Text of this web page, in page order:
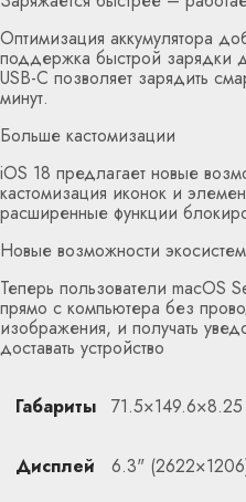
Оптимизация аккумулятора
поддержка быстрой зарядки
USB-C позволяет зарядить
минут.
Больше кастомизации
iOS 18 предлагает новые
кастомизация иконок и
расширенные функции
Новые возможности
Теперь пользователи macOS
прямо с компьютера без
изображения, и получать
доставать устройство
Габариты
Дисплей
6.3"